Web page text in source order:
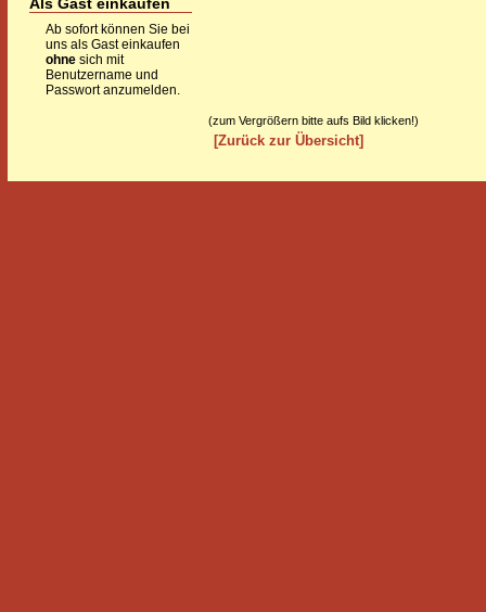
Ab sofort können Sie bei
uns als Gast einkaufen
ohne sich mit
Benutzername und
Passwort anzumelden.
(zum Vergrößern bitte aufs Bild klicken!)
[Zurück zur Übersicht]